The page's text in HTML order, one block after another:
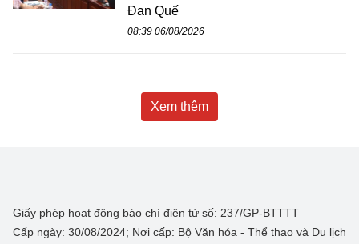
Đan Quế
08:39 06/08/2026
Xem thêm
Giấy phép hoạt động báo chí điện tử số: 237/GP-BTTTT
Cấp ngày: 30/08/2024; Nơi cấp: Bộ Văn hóa - Thể thao và Du lịch